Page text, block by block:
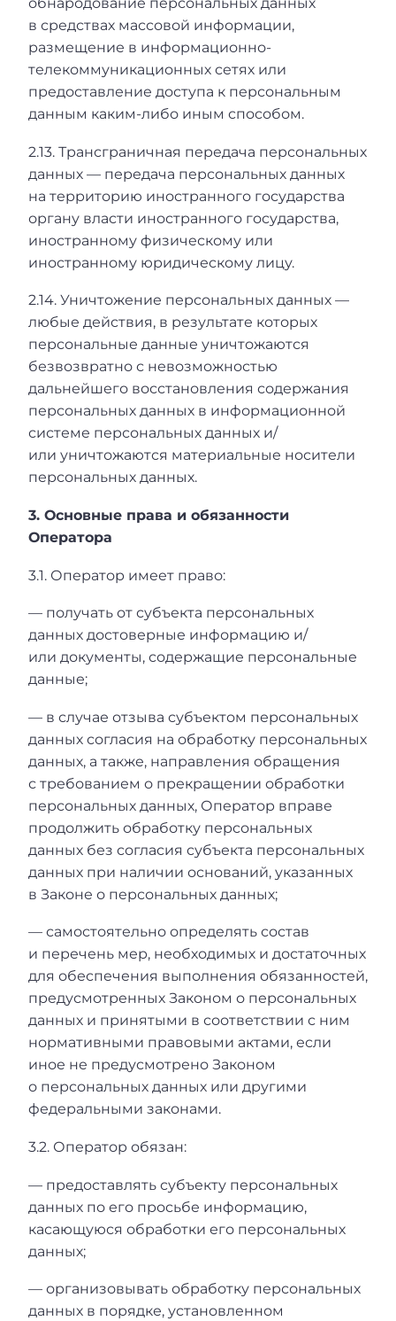
в средствах массовой информации,
размещение в информационно-
телекоммуникационных сетях или
предоставление доступа к персональным
данным каким-либо иным способом.
2.13. Трансграничная передача персональных
данных — передача персональных данных
на территорию иностранного государства
органу власти иностранного государства,
иностранному физическому или
иностранному юридическому лицу.
2.14. Уничтожение персональных данных —
любые действия, в результате которых
персональные данные уничтожаются
безвозвратно с невозможностью
дальнейшего восстановления содержания
персональных данных в информационной
системе персональных данных и/
или уничтожаются материальные носители
персональных данных.
3. Основные права и обязанности
Оператора
3.1. Оператор имеет право:
— получать от субъекта персональных
данных достоверные информацию и/
или документы, содержащие персональные
данные;
— в случае отзыва субъектом персональных
данных согласия на обработку персональных
данных, а также, направления обращения
с требованием о прекращении обработки
персональных данных, Оператор вправе
продолжить обработку персональных
данных без согласия субъекта персональных
данных при наличии оснований, указанных
в Законе о персональных данных;
— самостоятельно определять состав
и перечень мер, необходимых и достаточных
для обеспечения выполнения обязанностей,
предусмотренных Законом о персональных
данных и принятыми в соответствии с ним
нормативными правовыми актами, если
иное не предусмотрено Законом
о персональных данных или другими
федеральными законами.
3.2. Оператор обязан:
— предоставлять субъекту персональных
данных по его просьбе информацию,
касающуюся обработки его персональных
данных;
— организовывать обработку персональных
данных в порядке, установленном